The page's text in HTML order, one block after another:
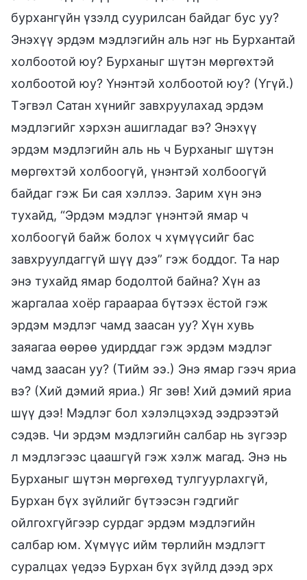
бурхангүйн үзэлд суурилсан байдаг бус уу?
Энэхүү эрдэм мэдлэгийн аль нэг нь Бурхантай
холбоотой юу? Бурханыг шүтэн мөргөхтэй
холбоотой юу? Үнэнтэй холбоотой юу? (Үгүй.)
Тэгвэл Сатан хүнийг завхруулахад эрдэм
мэдлэгийг хэрхэн ашигладаг вэ? Энэхүү
эрдэм мэдлэгийн аль нь ч Бурханыг шүтэн
мөргөхтэй холбоогүй, үнэнтэй холбоогүй
байдаг гэж Би сая хэллээ. Зарим хүн энэ
тухайд, “Эрдэм мэдлэг үнэнтэй ямар ч
холбоогүй байж болох ч хүмүүсийг бас
завхруулдаггүй шүү дээ” гэж боддог. Та нар
энэ тухайд ямар бодолтой байна? Хүн аз
жаргалаа хоёр гараараа бүтээх ёстой гэж
эрдэм мэдлэг чамд заасан уу? Хүн хувь
заяагаа өөрөө удирддаг гэж эрдэм мэдлэг
чамд заасан уу? (Тийм ээ.) Энэ ямар гээч яриа
вэ? (Хий дэмий яриа.) Яг зөв! Хий дэмий яриа
шүү дээ! Мэдлэг бол хэлэлцэхэд ээдрээтэй
сэдэв. Чи эрдэм мэдлэгийн салбар нь зүгээр
л мэдлэгээс цаашгүй гэж хэлж магад. Энэ нь
Бурханыг шүтэн мөргөхөд тулгуурлахгүй,
Бурхан бүх зүйлийг бүтээсэн гэдгийг
ойлгохгүйгээр сурдаг эрдэм мэдлэгийн
салбар юм. Хүмүүс ийм төрлийн мэдлэгт
суралцах үедээ Бурхан бүх зүйлд дээд эрх